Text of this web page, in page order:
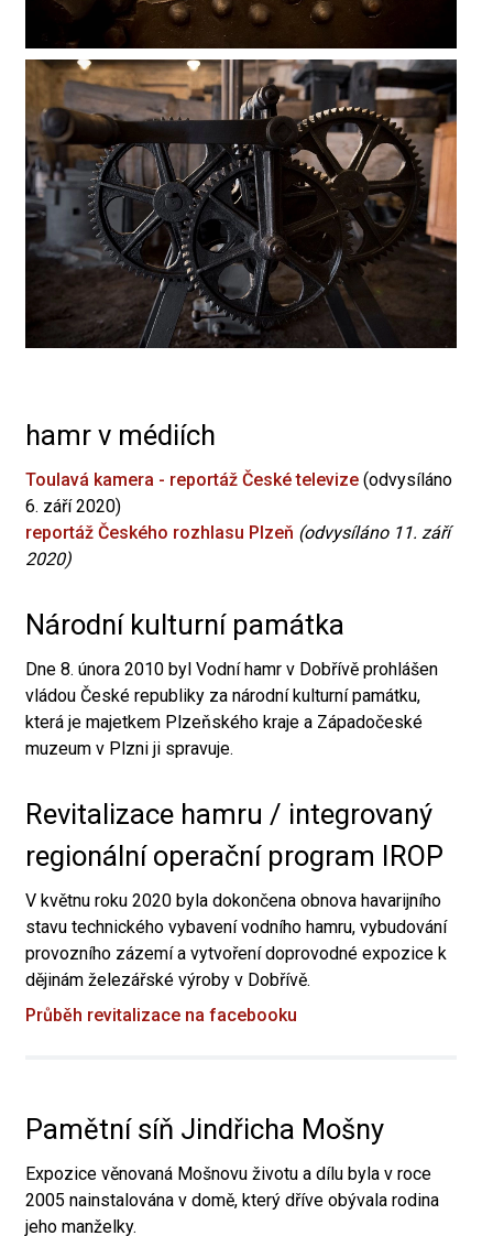
hamr v médiích
Toulavá kamera - reportáž České televize (odvysíláno
6. září 2020)
reportáž Českého rozhlasu Plzeň (odvysíláno 11. září
2020)
Národní kulturní památka
Dne 8. února 2010 byl Vodní hamr v Dobřívě prohlášen
vládou České republiky za národní kulturní památku,
která je majetkem Plzeňského kraje a Západočeské
muzeum v Plzni ji spravuje.
Revitalizace hamru / integrovaný
regionální operační program IROP
V květnu roku 2020 byla dokončena obnova havarijního
stavu technického vybavení vodního hamru, vybudování
provozního zázemí a vytvoření doprovodné expozice k
dějinám železářské výroby v Dobřívě.
Průběh revitalizace na facebooku
Pamětní síň Jindřicha Mošny
Expozice věnovaná Mošnovu životu a dílu byla v roce
2005 nainstalována v domě, který dříve obývala rodina
jeho manželky.